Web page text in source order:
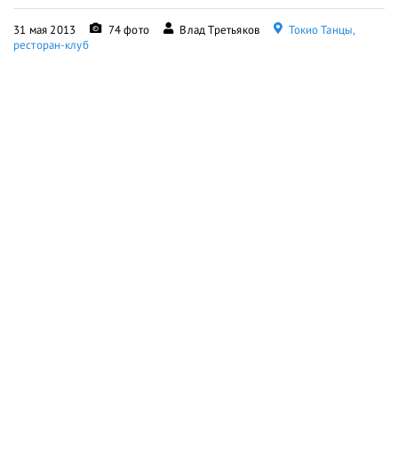
31 мая 2013 74 фото Влад Третьяков
Токио Танцы,
ресторан-клуб